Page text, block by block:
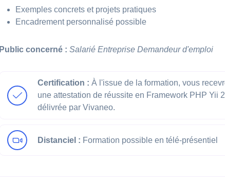
Exemples concrets et projets pratiques
Encadrement personnalisé possible
Public concerné : Salarié Entreprise Demandeur d'emploi
Certification : À l'issue de la formation, vous
une attestation de réussite en Framework PHP Yii 2
délivrée par Vivaneo.
Distanciel : Formation possible en télé-présentiel